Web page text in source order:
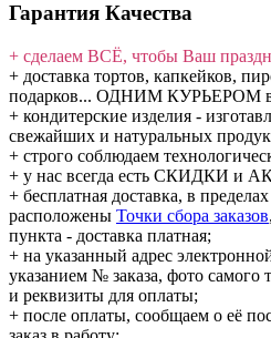
Гарантия Качества
+ сделаем ВСЁ, чтобы Ваш
+ доставка тортов, капкейков,
подарков... ОДНИМ КУРЬЕРОМ в
+ кондитерские изделия -
свежайших и натуральных
+ строго соблюдаем
+ у нас всегда есть СКИДКИ и
+ бесплатная доставка, в
расположены Точки сбора заказов
пункта - доставка платная;
+ на указанный адрес
указанием № заказа, фото самого
и реквизиты для оплаты;
+ после оплаты, сообщаем о её